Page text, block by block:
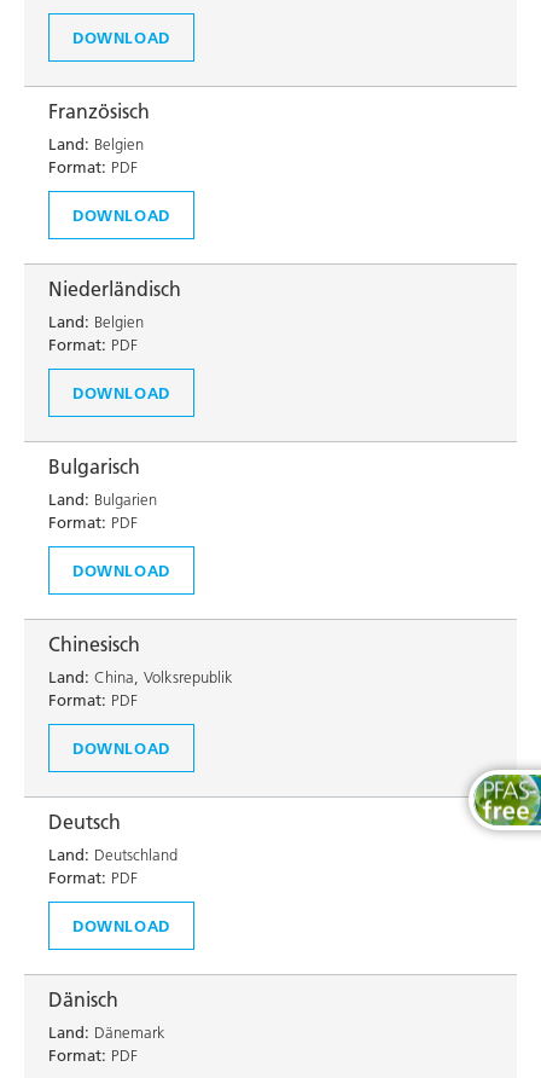
DOWNLOAD
Französisch
Land: Belgien
Format: PDF
DOWNLOAD
Niederländisch
Land: Belgien
Format: PDF
DOWNLOAD
Bulgarisch
Land: Bulgarien
Format: PDF
DOWNLOAD
Chinesisch
Land: China, Volksrepublik
Format: PDF
DOWNLOAD
Deutsch
Land: Deutschland
Format: PDF
DOWNLOAD
Dänisch
Land: Dänemark
Format: PDF